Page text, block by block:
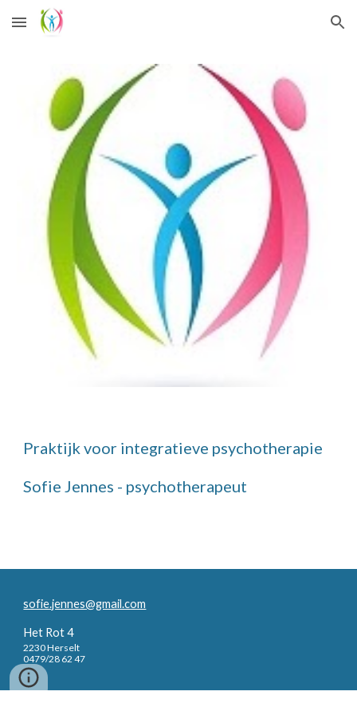
Skip to main content Skip to navigation
Praktijk voor integratieve psychotherapie
Sofie Jennes - psychotherapeut
sofie.jennes@gmail.com
Het Rot 4
2230 Herselt
0479/28 62 47